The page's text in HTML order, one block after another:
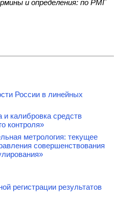
и определения: по РМГ
России в линейных
калибровка средств
контроля»
метрология: текущее
совершенствования
регистрации результатов